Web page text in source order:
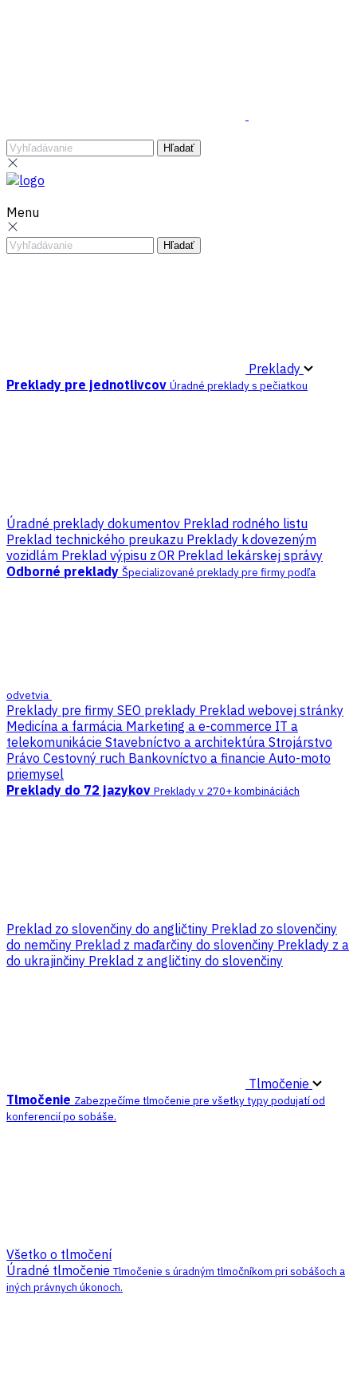
Menu
Preklady
Preklady pre jednotlivcov Úradné preklady s pečiatkou
Úradné preklady dokumentov Preklad rodného listu
Preklad technického preukazu Preklady k dovezeným
vozidlám Preklad výpisu z OR Preklad lekárskej správy
Odborné preklady Špecializované preklady pre firmy podľa
odvetvia
Preklady pre firmy SEO preklady Preklad webovej stránky
Medicína a farmácia Marketing a e-commerce IT a
telekomunikácie Stavebníctvo a architektúra Strojárstvo
Právo Cestovný ruch Bankovníctvo a financie Auto-moto
priemysel
Preklady do 72 jazykov Preklady v 270+ kombináciách
Preklad zo slovenčiny do angličtiny Preklad zo slovenčiny
do nemčiny Preklad z maďarčiny do slovenčiny Preklady z a
do ukrajinčiny Preklad z angličtiny do slovenčiny
Tlmočenie
Tlmočenie Zabezpečíme tlmočenie pre všetky typy podujatí od
konferencií po sobáše.
Všetko o tlmočení
Úradné tlmočenieTlmočenie s úradným tlmočníkom pri sobášoch a
iných právnych úkonoch.